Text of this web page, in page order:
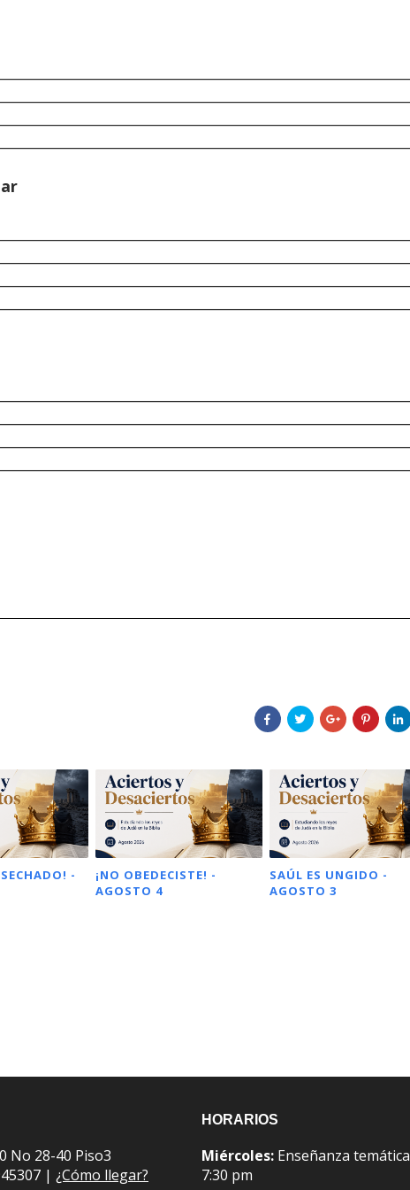
-
¡NO OBEDECISTE! -
AGOSTO 4
SAÚL ES UNGIDO -
AGOSTO 3
No 28-40 Piso3
| ¿Cómo llegar?
HORARIOS
Miércoles: Enseñanza temática
7:30 pm